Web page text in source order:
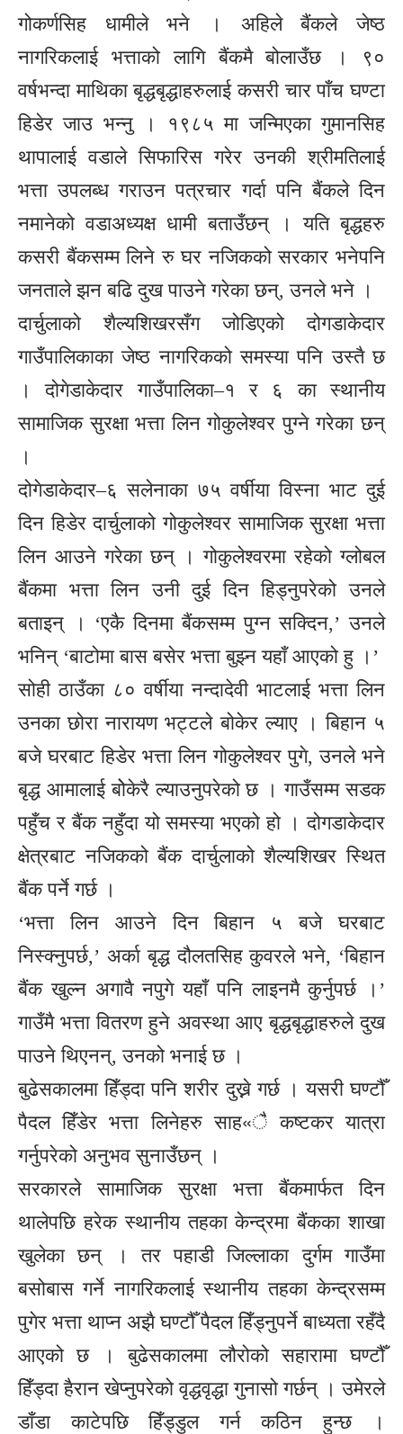
गोकर्णसिह धामीले भने । अहिले बैंकले जेष्ठ
नागरिकलाई भत्ताको लागि बैंकमै बोलाउँछ । ९०
वर्षभन्दा माथिका बृद्धबृद्धाहरुलाई कसरी चार पाँच घण्टा
हिडेर जाउ भन्नु । १९८५ मा जन्मिएका गुमानसिह
थापालाई वडाले सिफारिस गरेर उनकी श्रीमतिलाई
भत्ता उपलब्ध गराउन पत्रचार गर्दा पनि बैंकले दिन
नमानेको वडाअध्यक्ष धामी बताउँछन् । यति बृद्धहरु
कसरी बैंकसम्म लिने रु घर नजिकको सरकार भनेपनि
जनताले झन बढि दुख पाउने गरेका छन्, उनले भने ।
दार्चुलाको शैल्यशिखरसँग जोडिएको दोगडाकेदार
गाउँपालिकाका जेष्ठ नागरिकको समस्या पनि उस्तै छ
। दोगेडाकेदार गाउँपालिका–१ र ६ का स्थानीय
सामाजिक सुरक्षा भत्ता लिन गोकुलेश्वर पुग्ने गरेका छन्
।
दोगेडाकेदार–६ सलेनाका ७५ वर्षीया विस्ना भाट दुई
दिन हिडेर दार्चुलाको गोकुलेश्वर सामाजिक सुरक्षा भत्ता
लिन आउने गरेका छन् । गोकुलेश्वरमा रहेको ग्लोबल
बैंकमा भत्ता लिन उनी दुई दिन हिड्नुपरेको उनले
बताइन् । ‘एकै दिनमा बैंकसम्म पुग्न सक्दिन,’ उनले
भनिन् ‘बाटोमा बास बसेर भत्ता बुझ्न यहाँ आएको हु ।’
सोही ठाउँका ८० वर्षीया नन्दादेवी भाटलाई भत्ता लिन
उनका छोरा नारायण भट्टले बोकेर ल्याए । बिहान ५
बजे घरबाट हिडेर भत्ता लिन गोकुलेश्वर पुगे, उनले भने
बृद्ध आमालाई बोेकेरै ल्याउनुपरेको छ । गाउँसम्म सडक
पहुँच र बैंक नहुँदा यो समस्या भएको हो । दोगडाकेदार
क्षेत्रबाट नजिकको बैंक दार्चुलाको शैल्यशिखर स्थित
बैंक पर्ने गर्छ ।
‘भत्ता लिन आउने दिन बिहान ५ बजे घरबाट
निस्क्नुपर्छ,’ अर्का बृद्ध दौलतसिह कुवरले भने, ‘बिहान
बैंक खुल्न अगावै नपुगे यहाँ पनि लाइनमै कुर्नुपर्छ ।’
गाउँमै भत्ता वितरण हुने अवस्था आए बृद्धबृद्धाहरुले दुख
पाउने थिएनन्, उनको भनाई छ ।
बुढेसकालमा हिँड्दा पनि शरीर दुख्ने गर्छ । यसरी घण्टौँ
पैदल हिँडेर भत्ता लिनेहरु साह«ै कष्टकर यात्रा
गर्नुपरेको अनुभव सुनाउँछन् ।
सरकारले सामाजिक सुरक्षा भत्ता बैंकमार्फत दिन
थालेपछि हरेक स्थानीय तहका केन्द्रमा बैंकका शाखा
खुलेका छन् । तर पहाडी जिल्लाका दुर्गम गाउँमा
बसोबास गर्ने नागरिकलाई स्थानीय तहका केन्द्रसम्म
पुगेर भत्ता थाप्न अझै घण्टौँ पैदल हिँड्नुपर्ने बाध्यता रहँदै
आएको छ । बुढेसकालमा लौरोको सहारामा घण्टौँ
हिँड्दा हैरान खेप्नुपरेको वृद्धवृद्धा गुनासो गर्छन् । उमेरले
डाँडा काटेपछि हिँड्डुल गर्न कठिन हुन्छ ।